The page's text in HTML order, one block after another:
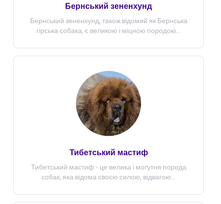
Бернський зененхунд
Бернський зененхунд, також відомий як Бернська
гірська собака, є великою і міцною породою...
Тибетський мастиф
Тибетський мастиф - це велика і могутня порода
собак, яка відома своєю силою, відвагою...